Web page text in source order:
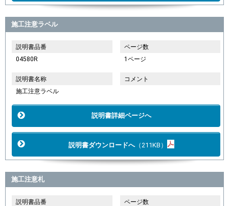
施工注意ラベル
説明書品番
04580R
ページ数
1ページ
説明書名称
施工注意ラベル
コメント
説明書詳細ページへ
説明書ダウンロードへ（211KB）
施工注意札
説明書品番
ページ数